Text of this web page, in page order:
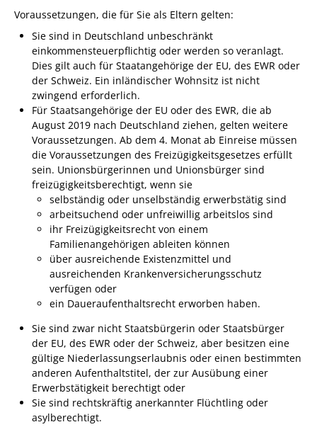
Wohnungssicherung
Aushang- und Schaukästen
Mitarbeitende im Rathaus
Öffentliche
Bekanntmachungen
Ausschreibungen
Bebauungspläne
Ortsrecht
Gemeinderat
Standesamtliche
Trauungen
Karriere
ERLEBEN
Tourismus
Steillagen/Weinberge
Voraussetzungen, die für Sie als Eltern gelten:
Sie sind in Deutschland unbeschränkt
einkommensteuerpflichtig oder werden so veranlagt.
Dies gilt auch für Staatangehörige der EU, des EWR oder
der Schweiz. Ein inländischer Wohnsitz ist nicht
zwingend erforderlich.
Für Staatsangehörige der EU oder des EWR, die ab
August 2019 nach Deutschland ziehen, gelten weitere
Voraussetzungen. Ab dem 4. Monat ab Einreise müssen
die Voraussetzungen des Freizügigkeitsgesetzes erfüllt
sein. Unionsbürgerinnen und Unionsbürger sind
freizügigkeitsberechtigt, wenn sie
selbständig oder unselbständig erwerbstätig sind
arbeitsuchend oder unfreiwillig arbeitslos sind
ihr Freizügigkeitsrecht von einem
Familienangehörigen ableiten können
über ausreichende Existenzmittel und
ausreichenden Krankenversicherungsschutz
verfügen oder
ein Daueraufenthaltsrecht erworben haben.
Sie sind zwar nicht Staatsbürgerin oder Staatsbürger
der EU, des EWR oder der Schweiz, aber besitzen eine
gültige Niederlassungserlaubnis oder einen bestimmten
anderen Aufenthaltstitel, der zur Ausübung einer
Erwerbstätigkeit berechtigt oder
Sie sind rechtskräftig anerkannter Flüchtling oder
asylberechtigt.